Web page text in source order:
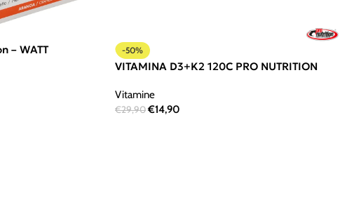
– WATT -50%
VITAMINA D3+K2 120C PRO NUTRITION
Vitamine
€29,90€14,90